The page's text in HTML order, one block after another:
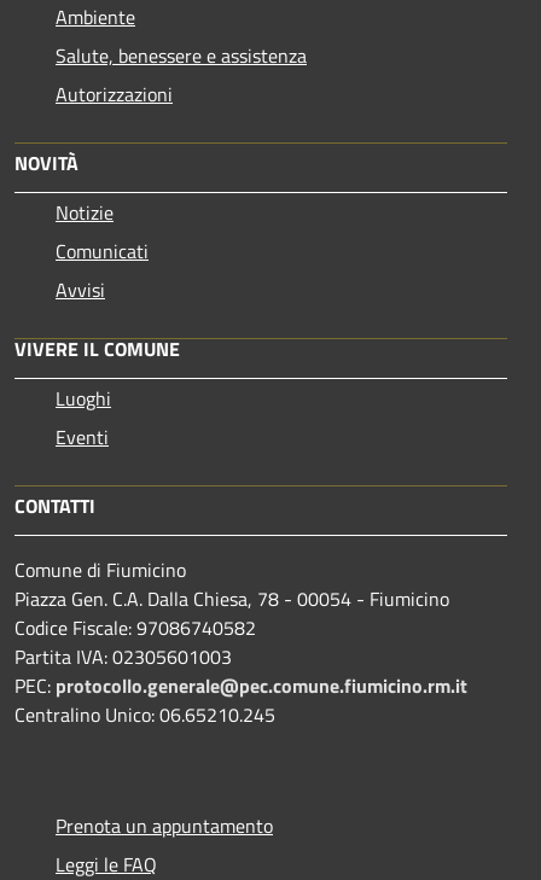
Ambiente
Salute, benessere e assistenza
Autorizzazioni
NOVITÀ
Notizie
Comunicati
Avvisi
VIVERE IL COMUNE
Luoghi
Eventi
CONTATTI
Comune di Fiumicino
Piazza Gen. C.A. Dalla Chiesa, 78 - 00054 - Fiumicino
Codice Fiscale: 97086740582
Partita IVA: 02305601003
PEC: protocollo.generale@pec.comune.fiumicino.rm.it
Centralino Unico: 06.65210.245
Prenota un appuntamento
Leggi le FAQ